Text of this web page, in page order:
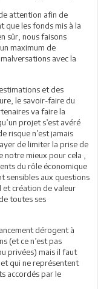
attention afin de
que les fonds mis à la
sûr, nous faisons
maximum de
avec la
et des
le savoir-faire du
va faire la
projet s’est avéré
risque n’est jamais
de limiter la prise de
mieux pour cela ,
du rôle économique
sensibles aux questions
et création de valeur
toutes ses
dérogent à
(et ce n’est pas
privées) mais il faut
qui ne représentent
accordés par le